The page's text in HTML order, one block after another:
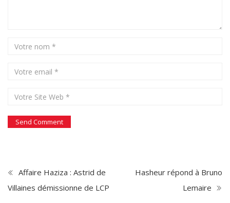
Affaire Haziza : Astrid de
Villaines démissionne de LCP
Hasheur répond à Bruno
Lemaire